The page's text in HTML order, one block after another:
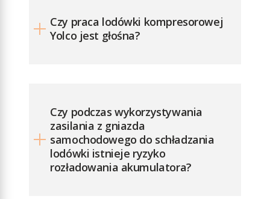
Czy praca lodówki kompresorowej
Yolco jest głośna?
Czy podczas wykorzystywania
zasilania z gniazda
samochodowego do schładzania
lodówki istnieje ryzyko
rozładowania akumulatora?